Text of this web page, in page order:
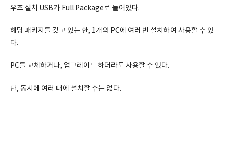
우즈 설치 USB가 Full Package로 들어있다.
해당 패키지를 갖고 있는 한, 1개의 PC에 여러 번 설치하여 사용할 수 있
다.
PC를 교체하거나, 업그레이드 하더라도 사용할 수 있다.
단, 동시에 여러 대에 설치할 수는 없다.